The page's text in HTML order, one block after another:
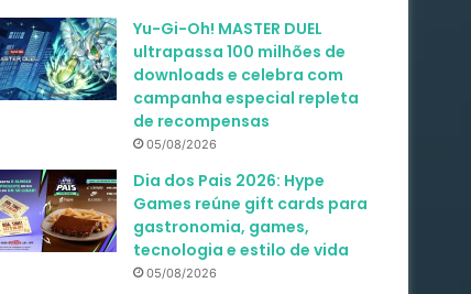
Yu-Gi-Oh! MASTER DUEL
ultrapassa 100 milhões de
downloads e celebra com
campanha especial repleta
de recompensas
05/08/2026
Dia dos Pais 2026: Hype
Games reúne gift cards para
gastronomia, games,
tecnologia e estilo de vida
05/08/2026